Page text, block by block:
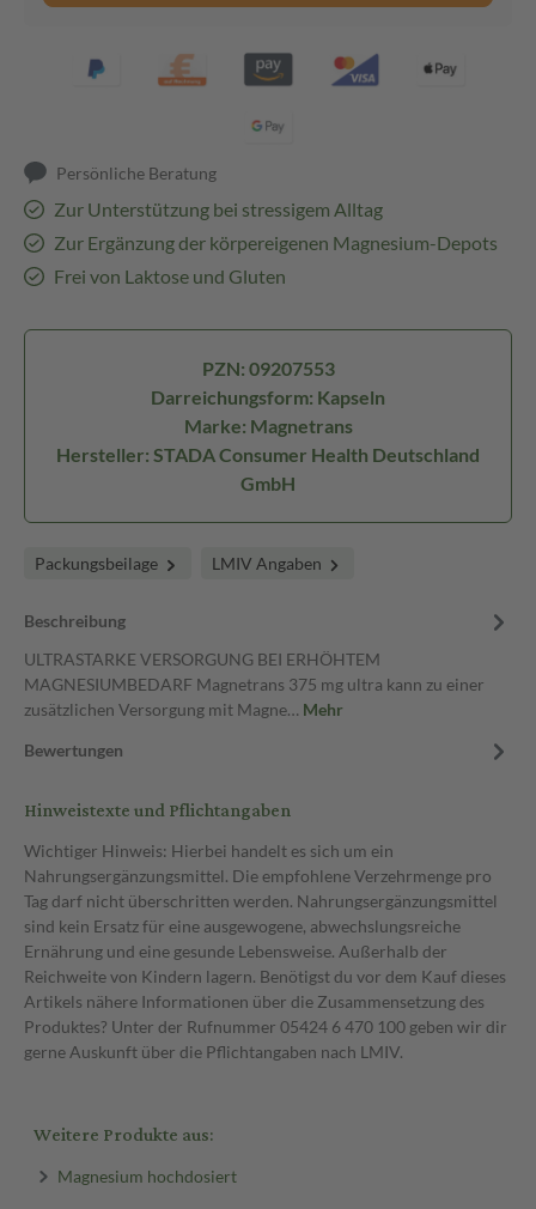
Persönliche Beratung
Zur Unterstützung bei stressigem Alltag
Zur Ergänzung der körpereigenen Magnesium-Depots
Frei von Laktose und Gluten
PZN: 09207553
Darreichungsform: Kapseln
Marke: Magnetrans
Hersteller: STADA Consumer Health Deutschland
GmbH
Packungsbeilage LMIV Angaben
Beschreibung
ULTRASTARKE VERSORGUNG BEI ERHÖHTEM
MAGNESIUMBEDARF Magnetrans 375 mg ultra kann zu einer
zusätzlichen Versorgung mit Magne… Mehr
Bewertungen
Hinweistexte und Pflichtangaben
Wichtiger Hinweis: Hierbei handelt es sich um ein
Nahrungsergänzungsmittel. Die empfohlene Verzehrmenge pro
Tag darf nicht überschritten werden. Nahrungsergänzungsmittel
sind kein Ersatz für eine ausgewogene, abwechslungsreiche
Ernährung und eine gesunde Lebensweise. Außerhalb der
Reichweite von Kindern lagern. Benötigst du vor dem Kauf dieses
Artikels nähere Informationen über die Zusammensetzung des
Produktes? Unter der Rufnummer 05424 6 470 100 geben wir dir
gerne Auskunft über die Pflichtangaben nach LMIV.
Weitere Produkte aus:
Magnesium hochdosiert